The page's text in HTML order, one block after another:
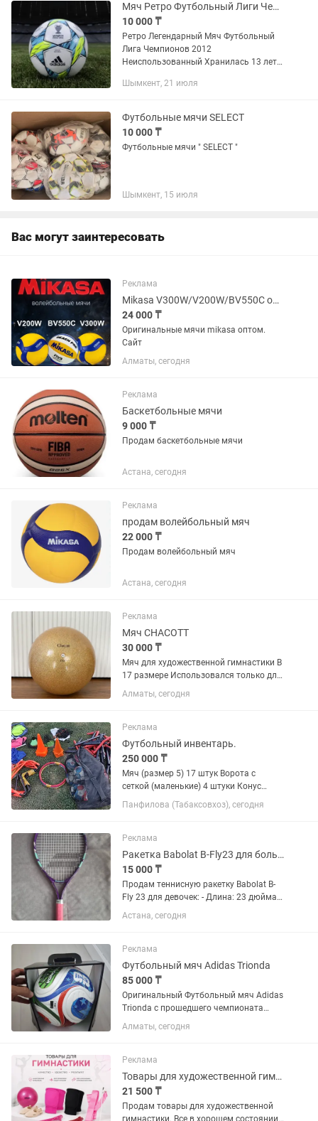
Мяч Ретро Футбольный Лиги Чемпионов 2012
10 000 ₸
Ретро Легендарный Мяч Футбольный
Лига Чемпионов 2012
Неиспользованный Хранилась 13 лет
окончательная
Шымкент, 21 июля
Футбольные мячи SELECT
10 000 ₸
Футбольные мячи " SELECT "
Шымкент, 15 июля
Вас могут заинтересовать
Реклама
Mikasa V300W/V200W/BV550C оригинал волейбольный мяч
24 000 ₸
Оригинальные мячи mikasa оптом.
Сайт
Алматы, сегодня
Реклама
Баскетбольные мячи
9 000 ₸
Продам баскетбольные мячи
Астана, сегодня
Реклама
продам волейбольный мяч
22 000 ₸
Продам волейбольный мяч
Астана, сегодня
Реклама
Мяч CHACOTT
30 000 ₸
Мяч для художественной гимнастики В
17 размере Использовался только для
Алматы, сегодня
Реклама
Футбольный инвентарь.
250 000 ₸
Мяч (размер 5) 17 штук Ворота с
сеткой (маленькие) 4 штуки Конус
игровой (большой) 10 штук Конус
игровой (маленький) 12 штук Фишки
22 штуки Большие 13 штук Колечки...
Панфилова (Табаксовхоз), сегодня
Реклама
Ракетка Babolat B-Fly23 для большого тенниса
15 000 ₸
Продам теннисную ракетку Babolat B-
Fly 23 для девочек: - Длина: 23 дюйма -
Возраст: примерно 6–8 лет . Также
имеется чехол и мяч.
Астана, сегодня
Реклама
Футбольный мяч Adidas Trionda
85 000 ₸
Оригинальный Футбольный мяч Adidas
Trionda с прошедшего чемпионата
мира. Топовая модель для коллекции и
профессиональных игр и тренировок.
Алматы, сегодня
Реклама
Товары для художественной гимнастики: МЯЧ
21 500 ₸
Продам товары для художественной
гимнастики. Все в хорошем состоянии,